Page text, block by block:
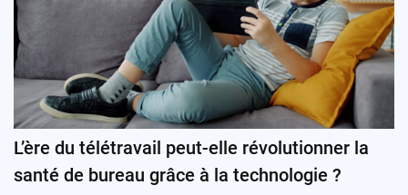
L’ère du télétravail peut-elle révolutionner la
santé de bureau grâce à la technologie ?